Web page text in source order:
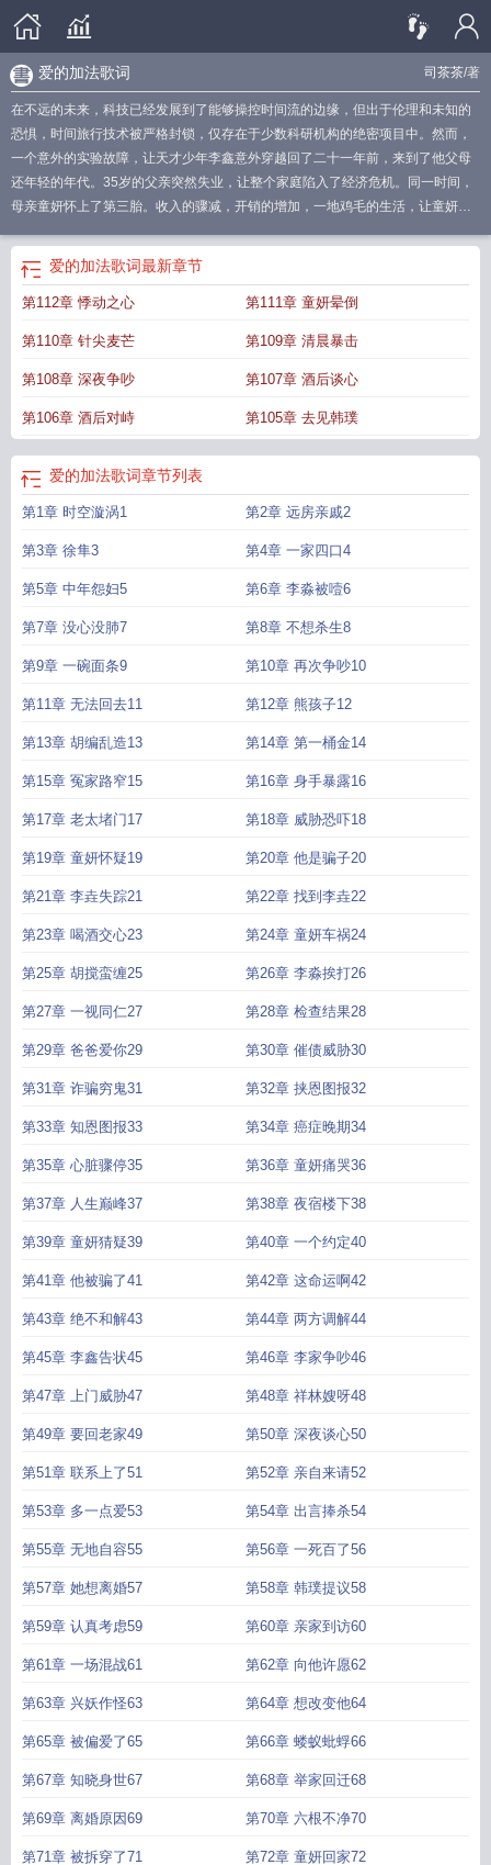
司茶茶/著
爱的加法歌词
在不远的未来，科技已经发展到了能够操控时间流的边缘，但出于伦理和未知的
恐惧，时间旅行技术被严格封锁，仅存在于少数科研机构的绝密项目中。然而，
一个意外的实验故障，让天才少年李鑫意外穿越回了二十一年前，来到了他父母
还年轻的年代。35岁的父亲突然失业，让整个家庭陷入了经济危机。同一时间，
母亲童妍怀上了第三胎。收入的骤减，开销的增加，一地鸡毛的生活，让童妍也
加减法歌曲儿歌
爱的加减法李昕融
章节
以内的加减法怎么教孩子
爱的加减法舞蹈爱的加减法吉他谱
续爱的加减法歌词李昕融的爱的加减法爱的加减法舞蹈完整版
词完整爱的加减法歌词完整版 爱的加减法儿歌爱的加减法手势舞
单爱的加减法歌曲视频舞蹈完整版 爱的加减法里季言礼许念
词报幕词怎么写10以上的加减法怎么教孩子
加减法季言礼爱的加减法伴奏mp3进十加减法怎么教孩子爱的加减法伴奏爱
的加减法免费阅读爱的加减法谱子图片爱的加法歌词10到20的加减法
减法李昕融简谱
爱的加减法简谱李昕融爱的加减法舞蹈串词
歌词爱的加减法舞蹈视频 张德兰歌曲爱的加法爱的加减法音乐
法怎么教孩子学好
爱的加减法歌词是什么意思
频完整版50以内的加减法 爱的加减法歌曲完整版20以内加减法怎么教小孩
法爱的加减法 伴奏爱的加减法歌词简谱爱的加减法舞蹈完整版视频
法的舞蹈 爱的加减法全部视频
加法爱人 减法怨恨 乘法感恩 最终受益的才会是
版爱的加减法歌词打印 爱的加减法mp3爱的加减法歌曲原唱
教小孩爱的加减法报幕词简短 十以内的加减法怎么教孩子方法
的加法季言礼许念爱的加减法 爱的加减法6一舞蹈视频十以内的加减法
的加减法原版视频爱的加减法3分钟舞蹈完整版 爱的加减法伴奏音乐
加减法爱的加减法歌曲舞蹈大约三分钟视频爱加的等于几爱情做加法
爱的加法歌词最新章节
第112章 悸动之心 第111章 童妍晕倒
第110章 针尖麦芒 第109章 清晨暴击
第108章 深夜争吵 第107章 酒后谈心
第106章 酒后对峙 第105章 去见韩璞
爱的加法歌词章节列表
第1章 时空漩涡1 第2章 远房亲戚2
第3章 徐隼3 第4章 一家四口4
第5章 中年怨妇5 第6章 李淼被噎6
第7章 没心没肺7 第8章 不想杀生8
第9章 一碗面条9 第10章 再次争吵10
第11章 无法回去11 第12章 熊孩子12
第13章 胡编乱造13 第14章 第一桶金14
第15章 冤家路窄15 第16章 身手暴露16
第17章 老太堵门17 第18章 威胁恐吓18
第19章 童妍怀疑19 第20章 他是骗子20
第21章 李垚失踪21 第22章 找到李垚22
第23章 喝酒交心23 第24章 童妍车祸24
第25章 胡搅蛮缠25 第26章 李淼挨打26
第27章 一视同仁27 第28章 检查结果28
第29章 爸爸爱你29 第30章 催债威胁30
第31章 诈骗穷鬼31 第32章 挟恩图报32
第33章 知恩图报33 第34章 癌症晚期34
第35章 心脏骤停35 第36章 童妍痛哭36
第37章 人生巅峰37 第38章 夜宿楼下38
第39章 童妍猜疑39 第40章 一个约定40
第41章 他被骗了41 第42章 这命运啊42
第43章 绝不和解43 第44章 两方调解44
第45章 李鑫告状45 第46章 李家争吵46
第47章 上门威胁47 第48章 祥林嫂呀48
第49章 要回老家49 第50章 深夜谈心50
第51章 联系上了51 第52章 亲自来请52
第53章 多一点爱53 第54章 出言捧杀54
第55章 无地自容55 第56章 一死百了56
第57章 她想离婚57 第58章 韩璞提议58
第59章 认真考虑59 第60章 亲家到访60
第61章 一场混战61 第62章 向他许愿62
第63章 兴妖作怪63 第64章 想改变他64
第65章 被偏爱了65 第66章 蝼蚁蚍蜉66
第67章 知晓身世67 第68章 举家回迁68
第69章 离婚原因69 第70章 六根不净70
第71章 被拆穿了71 第72章 童妍回家72